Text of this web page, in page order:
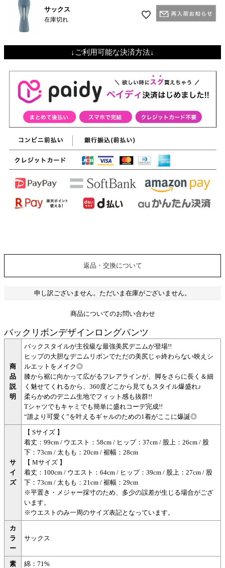
サックス
在庫切れ
↓ご利用可能な決済方法↓
返品・交換について
申し訳ございません。ただいま在庫がございません。
商品についてのお問い合わせ
バックリボンデザインロングパンツ
商
品
説
明
バックスタイルが主役級な最強美尻デニムが登場!!
ヒップの大胆なデニムリボンでただの美尻じゃ終わらない映えシ
ルエットをメイク◎
膝から裾に向かって広がるフレアラインが、脚をさらに長く＆細
く魅せてくれるから、360度どこから見てもスタイル爆盛れ♪
柔らかめのデニム生地でフィット感も抜群!!
Tシャツでもキャミでも簡単に盛れコーデ完成!!
“誰より可愛く”を叶えるギャルのための1着がここに爆誕◎
サ
イ
ズ
【 Sサイズ 】
着丈：99cm / ウエスト：58cm / ヒップ：37cm / 股上：26cm / 股
下：73cm / 太もも：20cm / 裾幅：28cm
【 Mサイズ 】
着丈：100cm / ウエスト：64cm / ヒップ：39cm / 股上：27cm / 股
下：73cm / 太もも：21cm / 裾幅：29cm
※平置き・メジャー採寸のため、多少の誤差が生じる場合がござ
います。
※ウエストのみ一周のサイズ表記となっています。
カ
ラ
ー
サックス
素
綿：71%